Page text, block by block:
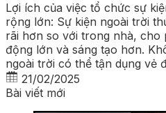
Lợi ích của việc tổ chức sự
rộng lớn: Sự kiện ngoài trời
rãi hơn so với trong nhà, cho
động lớn và sáng tạo hơn.
ngoài trời có thể tận dụng vẻ
21/02/2025
Bài viết mới